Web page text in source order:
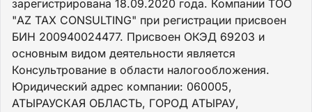
зарегистрирована 18.09.2020 года. Компании ТОО
"AZ TAX CONSULTING" при регистрации присвоен
БИН 200940024477. Присвоен ОКЭД 69203 и
основным видом деятельности является
Консультрование в области налогообложения.
Юридический адрес компании: 060005,
АТЫРАУСКАЯ ОБЛАСТЬ, ГОРОД АТЫРАУ,